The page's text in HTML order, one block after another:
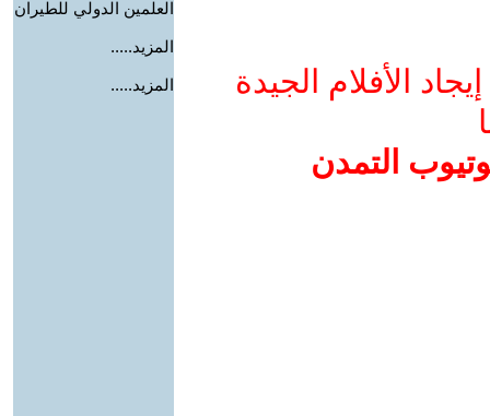
الأفلام الجيدة
التمدن
العلمين الدولي للطيران
المزيد.....
المزيد.....